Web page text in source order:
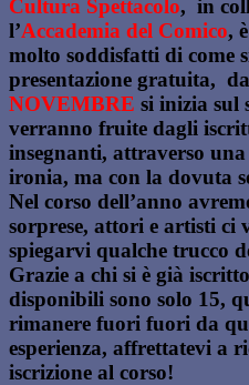
Cultura Spettacolo, in
l’Accademia del Comico,
molto soddisfatti di come
presentazione gratuita, da
NOVEMBRE si inizia sul
verranno fruite dagli
insegnanti, attraverso
ironia, ma con la dovuta
Nel corso dell’anno
sorprese, attori e artisti ci
spiegarvi qualche trucco
Grazie a chi si è già
disponibili sono solo 15,
rimanere fuori fuori da
esperienza, affrettatevi a
iscrizione al corso!